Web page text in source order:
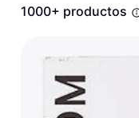
Directorio de
1000+ productos